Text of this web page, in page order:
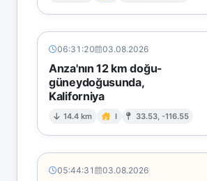
06:31:20 03.08.2026
Anza'nın 12 km doğu-
güneydoğusunda,
Kaliforniya
14.4 km I 33.53, -116.55
05:44:31 03.08.2026